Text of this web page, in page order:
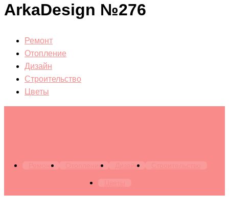
ArkaDesign №276
Ремонт
Отопление
Дизайн
Строительство
Цветы
Ремонт Отопление Дизайн